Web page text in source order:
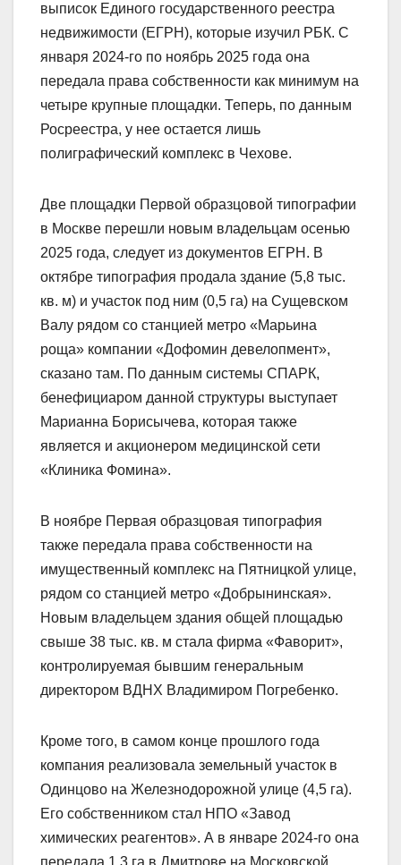
выписок Единого государственного реестра
недвижимости (ЕГРН), которые изучил РБК. С
января 2024-го по ноябрь 2025 года она
передала права собственности как минимум на
четыре крупные площадки. Теперь, по данным
Росреестра, у нее остается лишь
полиграфический комплекс в Чехове.
Две площадки Первой образцовой типографии
в Москве перешли новым владельцам осенью
2025 года, следует из документов ЕГРН. В
октябре типография продала здание (5,8 тыс.
кв. м) и участок под ним (0,5 га) на Сущевском
Валу рядом со станцией метро «Марьина
роща» компании «Дофомин девелопмент»,
сказано там. По данным системы СПАРК,
бенефициаром данной структуры выступает
Марианна Борисычева, которая также
является и акционером медицинской сети
«Клиника Фомина».
В ноябре Первая образцовая типография
также передала права собственности на
имущественный комплекс на Пятницкой улице,
рядом со станцией метро «Добрынинская».
Новым владельцем здания общей площадью
свыше 38 тыс. кв. м стала фирма «Фаворит»,
контролируемая бывшим генеральным
директором ВДНХ Владимиром Погребенко.
Кроме того, в самом конце прошлого года
компания реализовала земельный участок в
Одинцово на Железнодорожной улице (4,5 га).
Его собственником стал НПО «Завод
химических реагентов». А в январе 2024-го она